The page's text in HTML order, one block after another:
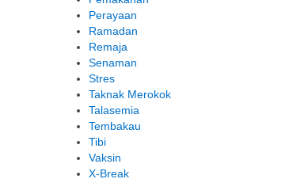
Perayaan
Ramadan
Remaja
Senaman
Stres
Taknak Merokok
Talasemia
Tembakau
Tibi
Vaksin
X-Break